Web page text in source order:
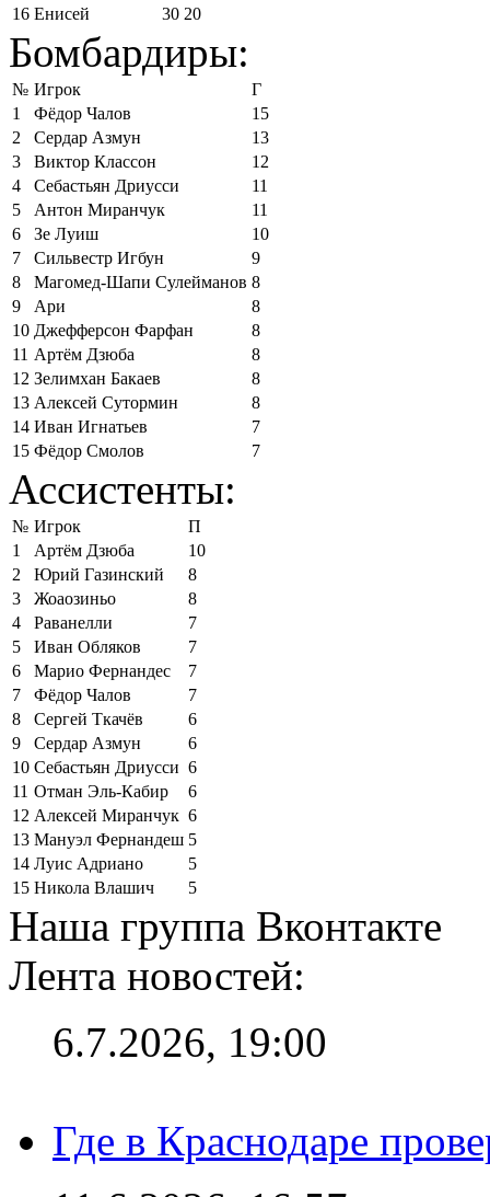
16 Енисей 30 20
Бомбардиры:
№ Игрок
Г
1
Фёдор Чалов
15
2
Сердар Азмун
13
3
Виктор Классон
12
4
Себастьян Дриусси
11
5
Антон Миранчук
11
6
Зе Луиш
10
7
Сильвестр Игбун
9
8
Магомед-Шапи Сулейманов 8
9
Ари
8
10 Джефферсон Фарфан
8
11 Артём Дзюба
8
12 Зелимхан Бакаев
8
13 Алексей Сутормин
8
14 Иван Игнатьев
7
15 Фёдор Смолов 7
Ассистенты:
№ Игрок
П
1
Артём Дзюба
10
2
Юрий Газинский
8
3
Жоаозиньо
8
4
Раванелли
7
5
Иван Обляков
7
6
Марио Фернандес
7
7
Фёдор Чалов
7
8
Сергей Ткачёв
6
9
Сердар Азмун
6
10 Себастьян Дриусси 6
11 Отман Эль-Кабир
6
12 Алексей Миранчук 6
13 Мануэл Фернандеш 5
14 Луис Адриано
5
15 Никола Влашич 5
Наша группа Вконтакте
Лента новостей:
6.7.2026, 19:00
Где в Краснодаре